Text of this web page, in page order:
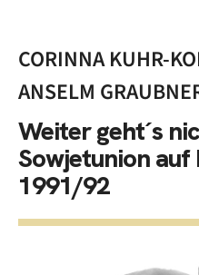
CORINNA KUHR-
ANSELM
Weiter geht´s
Sowjetunion
1991/92